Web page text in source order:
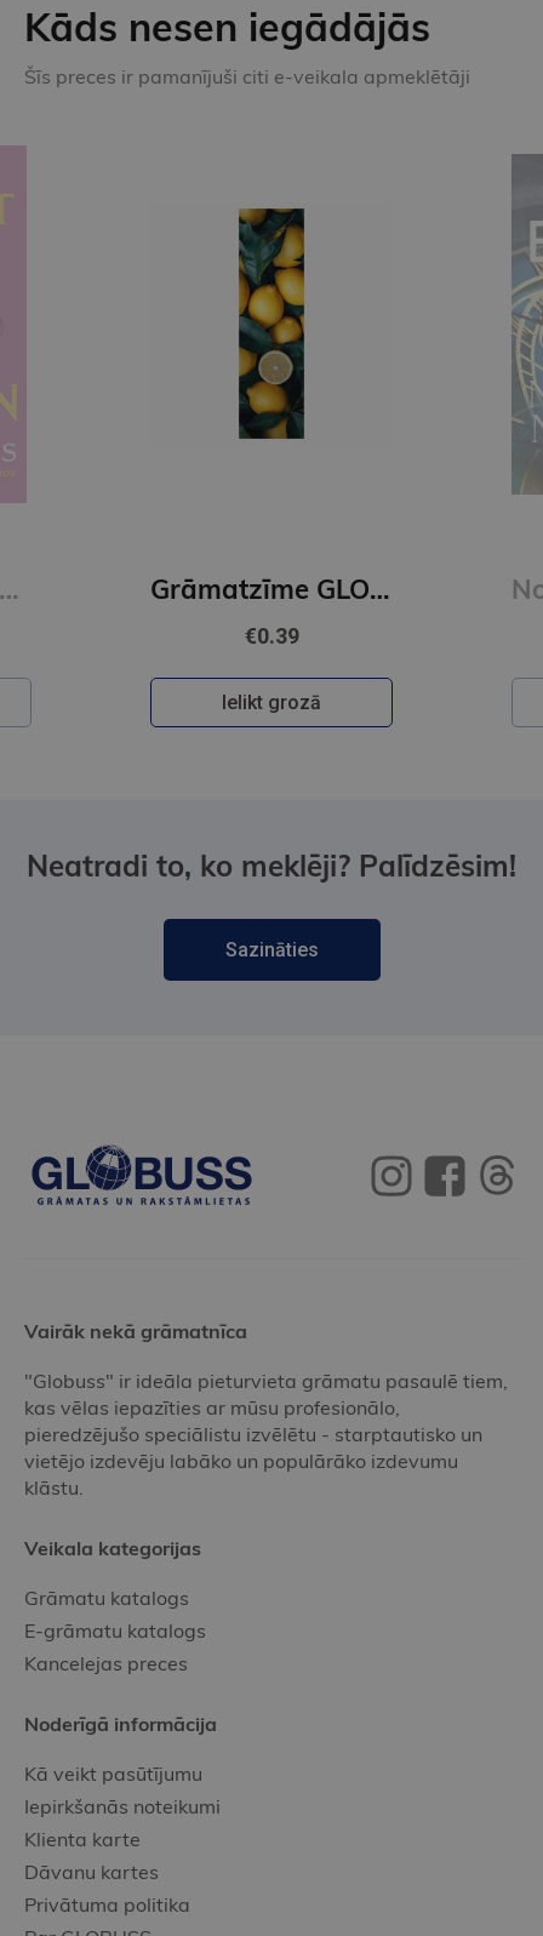
Kāds nesen iegādājās
Šīs preces ir pamanījuši citi e-veikala apmeklētāji
Noslēpumu noslēpums (e-grāmata)
€29.50
Pieslēdzies
Neatradi to, ko meklēji? Palīdzēsim!
Sazināties
Vairāk nekā grāmatnīca
"Globuss" ir ideāla pieturvieta grāmatu pasaulē tiem,
kas vēlas iepazīties ar mūsu profesionālo,
pieredzējušo speciālistu izvēlētu - starptautisko un
vietējo izdevēju labāko un populārāko izdevumu
klāstu.
Veikala kategorijas
Grāmatu katalogs
E-grāmatu katalogs
Kancelejas preces
Noderīgā informācija
Kā veikt pasūtījumu
Iepirkšanās noteikumi
Klienta karte
Dāvanu kartes
Privātuma politika